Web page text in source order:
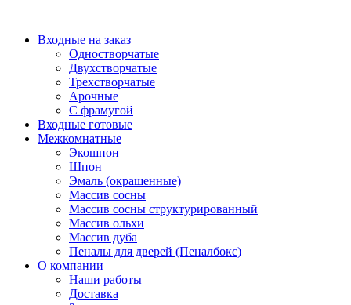
содержимому
Входные на заказ
Одностворчатые
Двухстворчатые
Трехстворчатые
Арочные
С фрамугой
Входные готовые
Межкомнатные
Экошпон
Шпон
Эмаль (окрашенные)
Массив сосны
Массив сосны структурированный
Массив ольхи
Массив дуба
Пеналы для дверей (Пеналбокс)
О компании
Наши работы
Доставка